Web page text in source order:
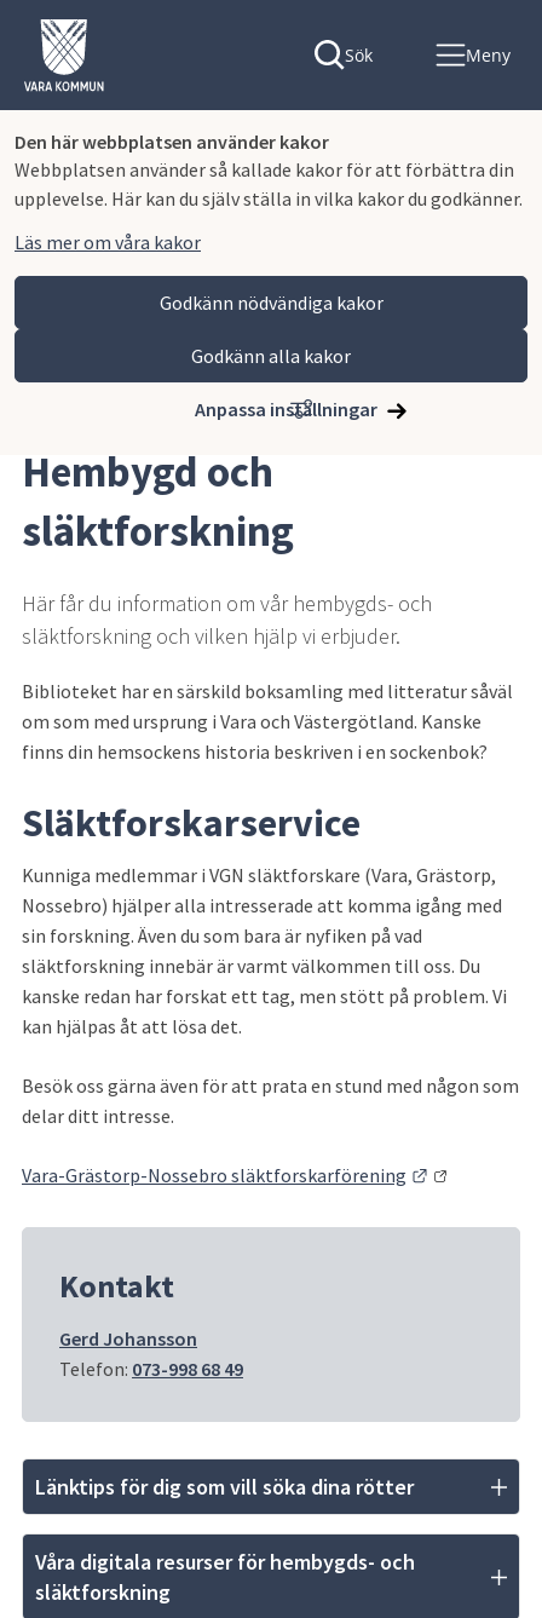
Den här webbplatsen använder kakor
Webbplatsen använder så kallade kakor för att förbättra din
upplevelse. Här kan du själv ställa in vilka kakor du godkänner.
Läs mer om våra kakor
Godkänn nödvändiga kakor
Godkänn alla kakor
Anpassa inställningar
Sök Meny
Vara kommun Uppleva och göra
Bibliotek
Hembygd och släktforskning
Hembygd och
släktforskning
Här får du information om vår hembygds- och
släktforskning och vilken hjälp vi erbjuder.
Biblioteket har en särskild boksamling med litteratur såväl
om som med ursprung i Vara och Västergötland. Kanske
finns din hemsockens historia beskriven i en sockenbok?
Släktforskarservice
Kunniga medlemmar i VGN släktforskare (Vara, Grästorp,
Nossebro) hjälper alla intresserade att komma igång med
sin forskning. Även du som bara är nyfiken på vad
släktforskning innebär är varmt välkommen till oss. Du
kanske redan har forskat ett tag, men stött på problem. Vi
kan hjälpas åt att lösa det.
Besök oss gärna även för att prata en stund med någon som
delar ditt intresse.
Vara-Grästorp-Nossebro släktforskarförening Länk till
Kontakt
Gerd Johansson
Telefon: 073-998 68 49
Länktips för dig som vill söka dina rötter
Våra digitala resurser för hembygds- och
släktforskning